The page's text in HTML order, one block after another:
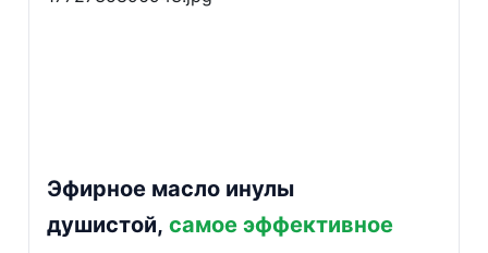
Эфирное масло инулы
душистой, самое эффективное